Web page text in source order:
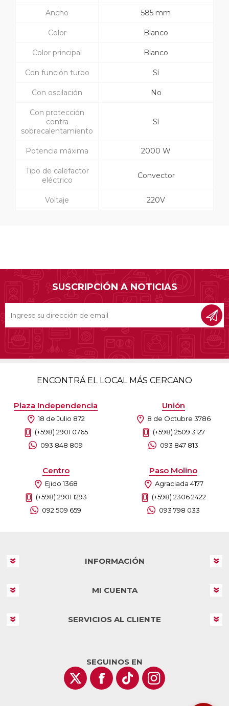
Ancho 585 mm
Color Blanco
Color principal Blanco
Con función turbo Sí
Con oscilación No
Con protección
contra
sobrecalentamiento
Sí
Potencia máxima 2000 W
Tipo de calefactor
eléctrico
Convector
Voltaje 220V
SUSCRIPCIÓN A NOTICIAS
ENCONTRÁ EL LOCAL MÁS CERCANO
Plaza Independencia
18 de Julio 872
(+598) 2901 0765
093 848 809
Unión
8 de Octubre 3786
(+598) 2509 3127
093 847 813
Centro
Ejido 1368
(+598) 2901 1293
092 509 659
Paso Molino
Agraciada 4177
(+598) 2306 2422
093 798 033
INFORMACIÓN
MI CUENTA
SERVICIOS AL CLIENTE
SEGUINOS EN